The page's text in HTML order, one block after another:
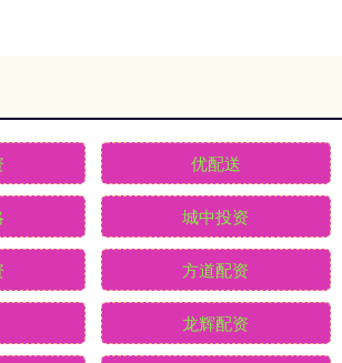
优配送
城中投资
方道配资
龙辉配资